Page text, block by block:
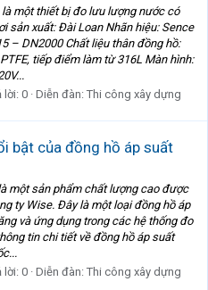
một thiết bị đo lưu lượng nước có
sản xuất: Đài Loan Nhãn hiệu: Sence
– DN2000 Chất liệu thân đồng hồ:
tiếp điểm làm từ 316L Màn hình:
lời: 0 Diễn đàn: Thi công xây dựng
bật của đồng hồ áp suất
một sản phẩm chất lượng cao được
ty Wise. Đây là một loại đồng hồ áp
và ứng dụng trong các hệ thống đo
tin chi tiết về đồng hồ áp suất
lời: 0 Diễn đàn: Thi công xây dựng